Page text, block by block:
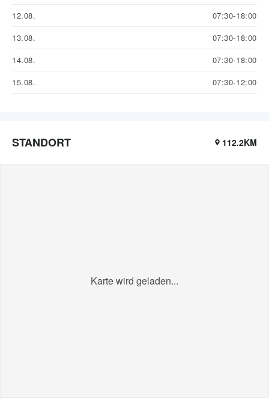
12.08.
07:30-18:00
13.08.
07:30-18:00
14.08.
07:30-18:00
15.08.
07:30-12:00
STANDORT 112.2KM
Karte wird geladen...